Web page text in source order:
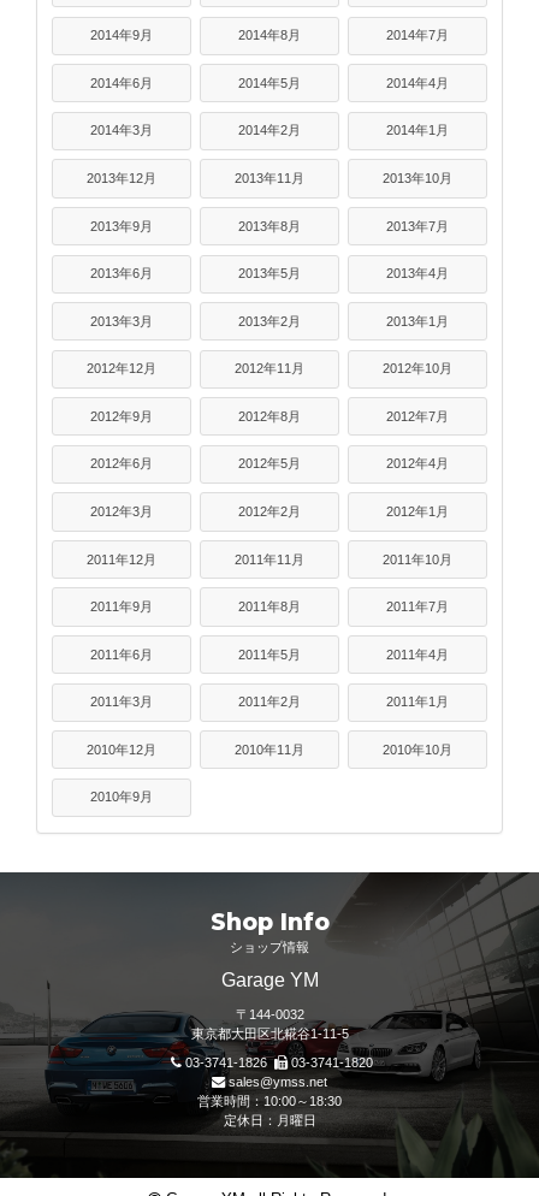
2014年9月 2014年8月 2014年7月
2014年6月 2014年5月 2014年4月
2014年3月 2014年2月 2014年1月
2013年12月 2013年11月 2013年10月
2013年9月 2013年8月 2013年7月
2013年6月 2013年5月 2013年4月
2013年3月 2013年2月 2013年1月
2012年12月 2012年11月 2012年10月
2012年9月 2012年8月 2012年7月
2012年6月 2012年5月 2012年4月
2012年3月 2012年2月 2012年1月
2011年12月 2011年11月 2011年10月
2011年9月 2011年8月 2011年7月
2011年6月 2011年5月 2011年4月
2011年3月 2011年2月 2011年1月
2010年12月 2010年11月 2010年10月
2010年9月
Shop Info
ショップ情報
Garage YM
〒144-0032
東京都大田区北糀谷1-11-5
03-3741-1826
03-3741-1820
sales@ymss.net
営業時間：10:00～18:30
定休日：月曜日